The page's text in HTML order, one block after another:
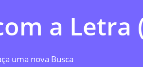
a Letra
uma nova Busca